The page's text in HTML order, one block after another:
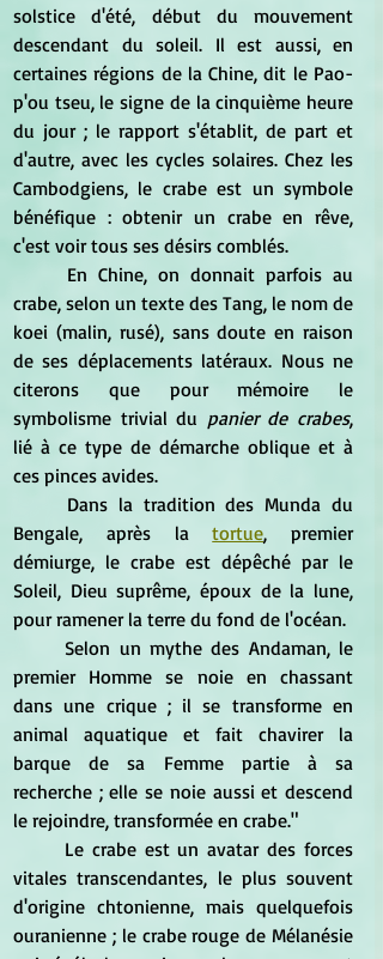
solstice d'été, début du mouvement
descendant du soleil. Il est aussi, en
certaines régions de la Chine, dit le Pao-
p'ou tseu, le signe de la cinquième heure
du jour ; le rapport s'établit, de part et
d'autre, avec les cycles solaires. Chez les
Cambodgiens, le crabe est un symbole
bénéfique : obtenir un crabe en rêve,
c'est voir tous ses désirs comblés.
crabe, selon un texte des Tang, le nom de
koei (malin, rusé), sans doute en raison
de ses déplacements latéraux. Nous ne
citerons que pour mémoire le
symbolisme trivial du panier de crabes,
lié à ce type de démarche oblique et à
ces pinces avides.
Bengale, après la
tortue, premier
démiurge, le crabe est dépêché par le
Soleil, Dieu suprême, époux de la lune,
pour ramener la terre du fond de l'océan.
premier Homme se noie en chassant
dans une crique ; il se transforme en
animal aquatique et fait chavirer la
barque de sa Femme partie à sa
recherche ; elle se noie aussi et descend
le rejoindre, transformée en crabe."
vitales transcendantes, le plus souvent
d'origine chtonienne, mais quelquefois
ouranienne ; le crabe rouge de Mélanésie